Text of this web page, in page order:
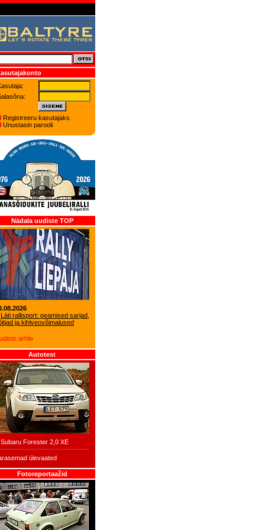
Registreeru kasutajaks
Unustasin parooli
Nädala uudiste TOP
Läti rallisport: peamised sarjad,
ja kihlveovõimalused
arhiiv
Autotest
Subaru Forester 2,0 XE
ülevaated
Fotoreportaažid